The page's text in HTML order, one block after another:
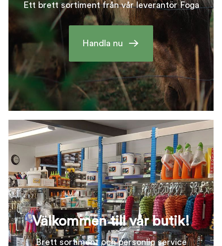
Ett brett sortiment från vår leverantör Foga
Handla nu
Välkommen till vår butik!
Brett sortiment och personlig service